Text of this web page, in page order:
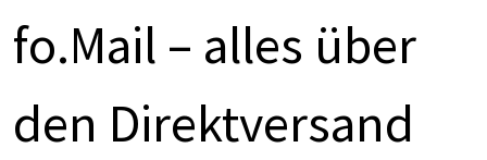
fo.Mail – al­les über
den Di­rekt­ver­sand